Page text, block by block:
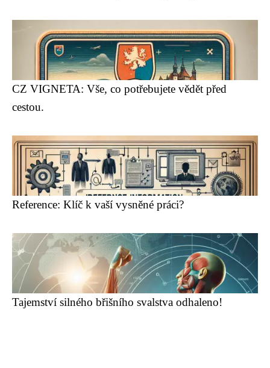
CZ VIGNETA: Vše, co potřebujete vědět před
cestou.
Reference: Klíč k vaší vysněné práci?
Tajemství silného břišního svalstva odhaleno!